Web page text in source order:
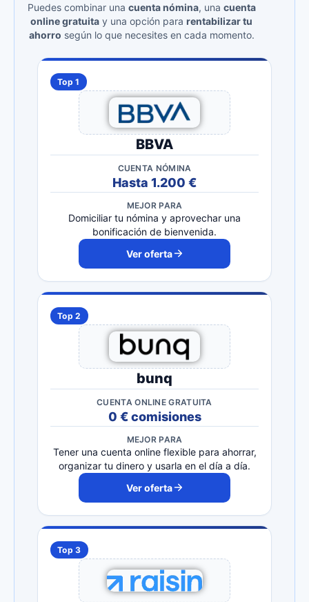
Puedes combinar una cuenta nómina, una cuenta
online gratuita y una opción para rentabilizar tu
ahorro según lo que necesites en cada momento.
Top 1
BBVA
CUENTA NÓMINA
Hasta 1.200 €
MEJOR PARA
Domiciliar tu nómina y aprovechar una
bonificación de bienvenida.
Ver oferta
Top 2
bunq
CUENTA ONLINE GRATUITA
0 € comisiones
MEJOR PARA
Tener una cuenta online flexible para ahorrar,
organizar tu dinero y usarla en el día a día.
Ver oferta
Top 3